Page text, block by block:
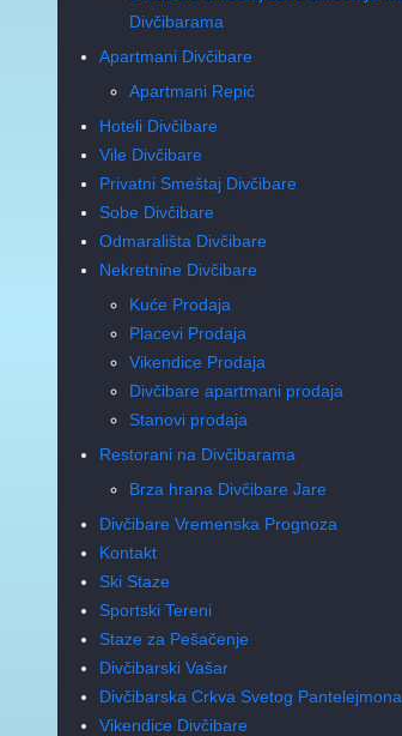
Divčibarama
Apartmani Divčibare
Apartmani Repić
Hoteli Divčibare
Vile Divčibare
Privatni Smeštaj Divčibare
Sobe Divčibare
Odmarališta Divčibare
Nekretnine Divčibare
Kuće Prodaja
Placevi Prodaja
Vikendice Prodaja
Divčibare apartmani prodaja
Stanovi prodaja
Restorani na Divčibarama
Brza hrana Divčibare Jare
Divčibare Vremenska Prognoza
Kontakt
Ski Staze
Sportski Tereni
Staze za Pešačenje
Divčibarski Vašar
Divčibarska Crkva Svetog Pantelejmona
Vikendice Divčibare